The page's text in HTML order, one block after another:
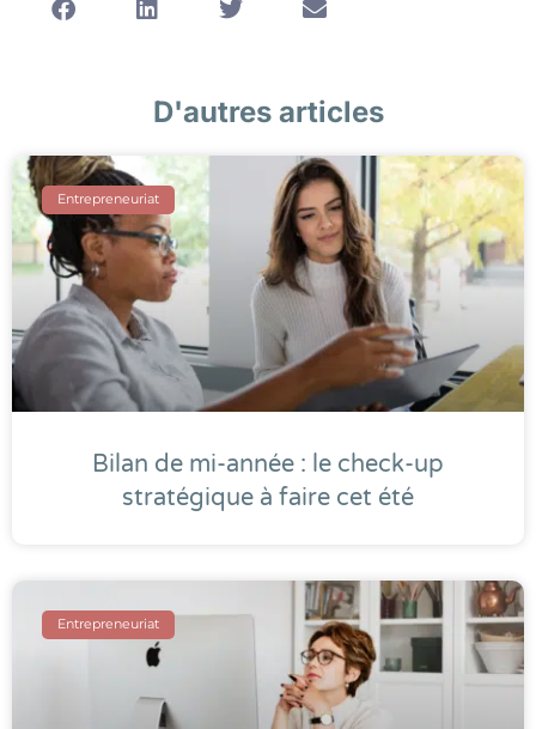
D'autres articles
Entrepreneuriat
Bilan de mi-année : le check-up
stratégique à faire cet été
Entrepreneuriat